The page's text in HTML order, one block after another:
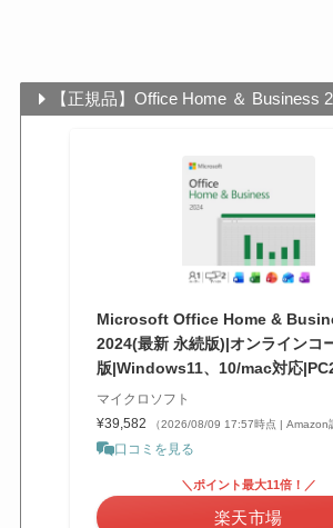
【正規品】Office Home ＆ Business
Microsoft Office Home &
2024(最新 永続版)|オンラインコ
版|Windows11、10/mac対応
マイクロソフト
¥39,582
（2026/08/09 17:57時点 | Amazon
口コミを見る
＼ポイント最大11倍！／
楽天市場